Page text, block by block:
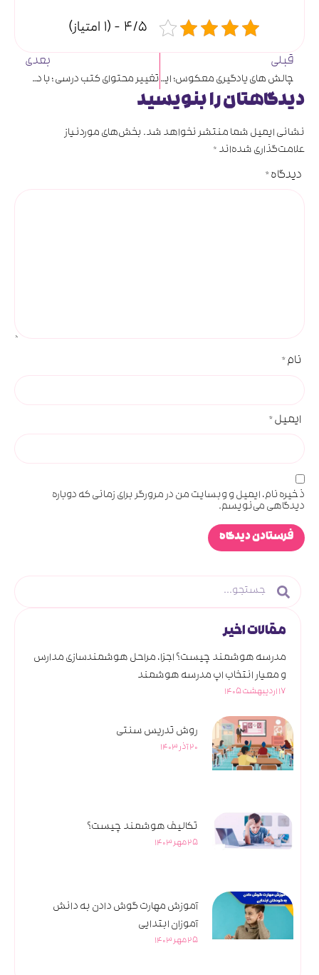
4/5 - (1 امتیاز)
قبلی
چالش های یادگیری معکوس؛ ایجاد یک کلاس درس معکوس با شناسایی و رفع این موانع
بعدی
تغییر محتوای کتب درسی ؛ با دستور رهبر انقلاب، مطالب غیرکاربردی حذف خواهند شد
دیدگاهتان را بنویسید
نشانی ایمیل شما منتشر نخواهد شد.بخش‌های موردنیاز
علامت‌گذاری شده‌اند*
دیدگاه*
نام*
ایمیل*
ذخیره نام، ایمیل و وبسایت من در مرورگر برای زمانی که دوباره
دیدگاهی می‌نویسم.
مقالات اخیر
مدرسه هوشمند چیست؟ اجزا، مراحل هوشمندسازی مدارس
و معیار انتخاب اپ مدرسه هوشمند
17 اردیبهشت 1405
روش تدریس سنتی
20 آذر 1403
تکالیف هوشمند چیست؟
25 مهر 1403
آموزش مهارت گوش دادن به دانش
آموزان ابتدایی
25 مهر 1403